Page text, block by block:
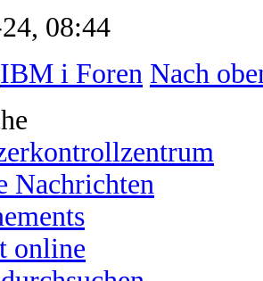
08:44
IBM i Foren Nach
Nachrichten
online